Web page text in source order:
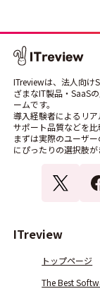
ITreviewは、法人向け
ざまなIT製品・SaaS
ームです。
導入経験者によるリア
サポート品質などを比
まずは実際のユーザ
にぴったりの選択肢が
ITreview
トップページ
The Best